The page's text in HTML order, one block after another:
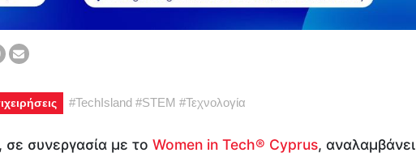
#TechIsland #STEM #Τεχνολογία
, σε συνεργασία με το Women in Tech® Cyprus, αναλαμβάνει